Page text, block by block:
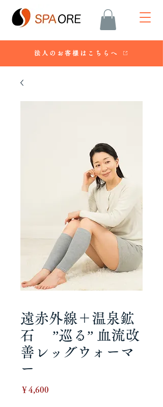
法人のお客様はこちらへ
遠赤外線＋温泉鉱
石 ”巡る” 血流改
善レッグウォーマ
ー
￥4,600